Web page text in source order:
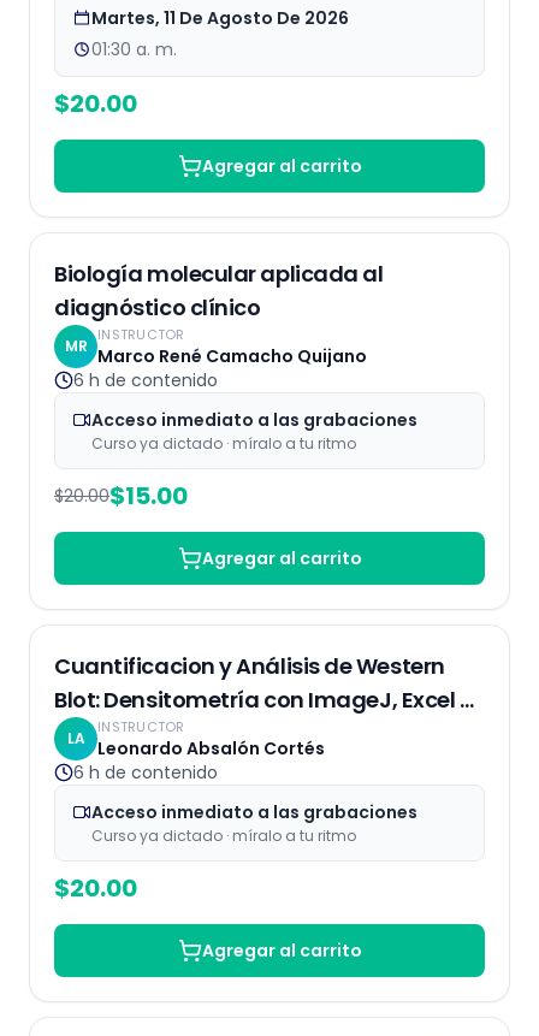
Martes, 11 De Agosto De 2026
01:30 a. m.
$20.00
Agregar al carrito
25% OFF Grabaciones
Biología molecular aplicada al
diagnóstico clínico
MR
INSTRUCTOR
Marco René Camacho Quijano
6 h de contenido
Acceso inmediato a las grabaciones
Curso ya dictado · míralo a tu ritmo
$20.00$15.00
Agregar al carrito
Grabaciones
Cuantificacion y Análisis de Western
Blot: Densitometría con ImageJ, Excel y
R.LA
INSTRUCTOR
Leonardo Absalón Cortés
6 h de contenido
Acceso inmediato a las grabaciones
Curso ya dictado · míralo a tu ritmo
$20.00
Agregar al carrito